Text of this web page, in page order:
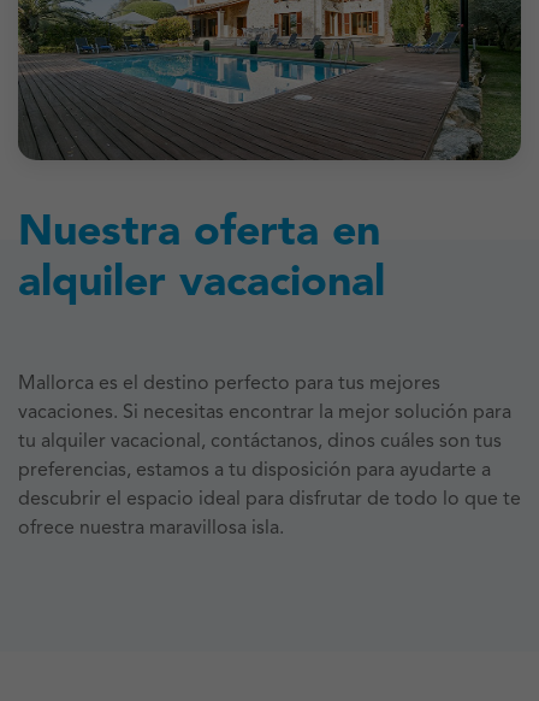
Nuestra oferta en
alquiler vacacional
Mallorca es el destino perfecto para tus mejores
vacaciones. Si necesitas encontrar la mejor solución para
tu alquiler vacacional, contáctanos, dinos cuáles son tus
preferencias, estamos a tu disposición para ayudarte a
descubrir el espacio ideal para disfrutar de todo lo que te
ofrece nuestra maravillosa isla.